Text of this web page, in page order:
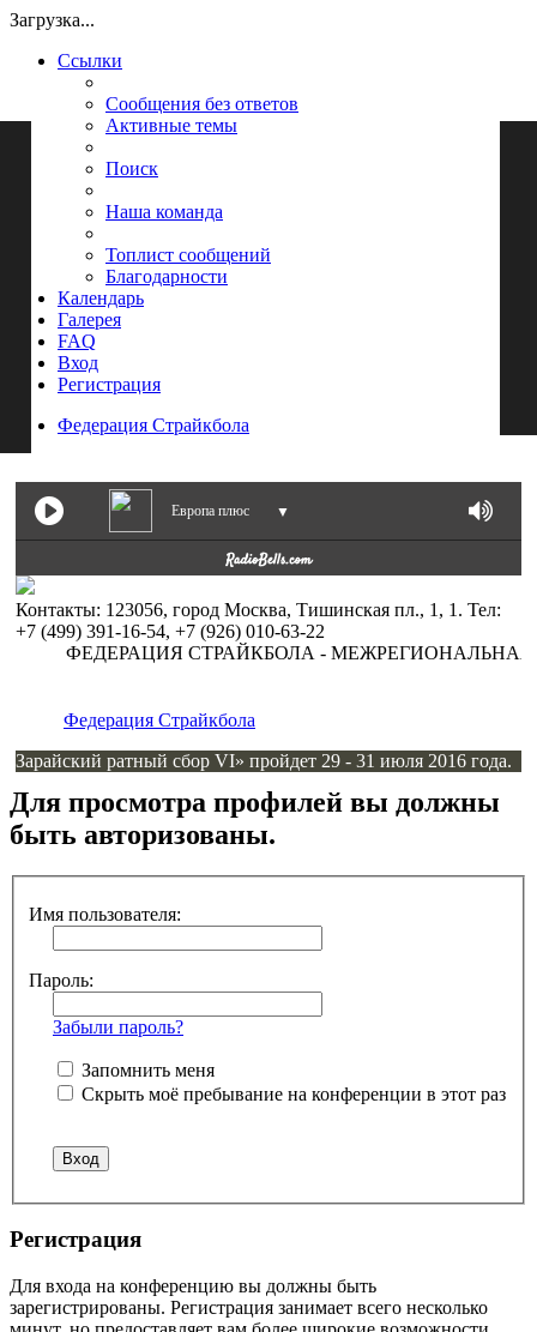
Загрузка...
Ссылки
Сообщения без ответов
Активные темы
Поиск
Наша команда
Топлист сообщений
Благодарности
Календарь
Галерея
FAQ
Вход
Регистрация
Федерация Страйкбола
Европа плюс ▼
Контакты: 123056, город Москва, Тишинская пл., 1, 1. Тел:
+7 (499) 391-16-54, +7 (926) 010-63-22
ФЕДЕРАЦИЯ СТРАЙКБОЛА -
Федерация Страйкбола
Зарайский ратный сбор VI» пройдет 29 - 31 июля 2016 года.
Для просмотра профилей вы должны
быть авторизованы.
Имя пользователя:
Пароль:
Забыли пароль?
Запомнить меня
Скрыть моё пребывание на конференции в этот раз
Регистрация
Для входа на конференцию вы должны быть
зарегистрированы. Регистрация занимает всего несколько